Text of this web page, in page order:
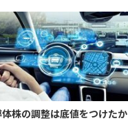
株の調整は底値をつけたか